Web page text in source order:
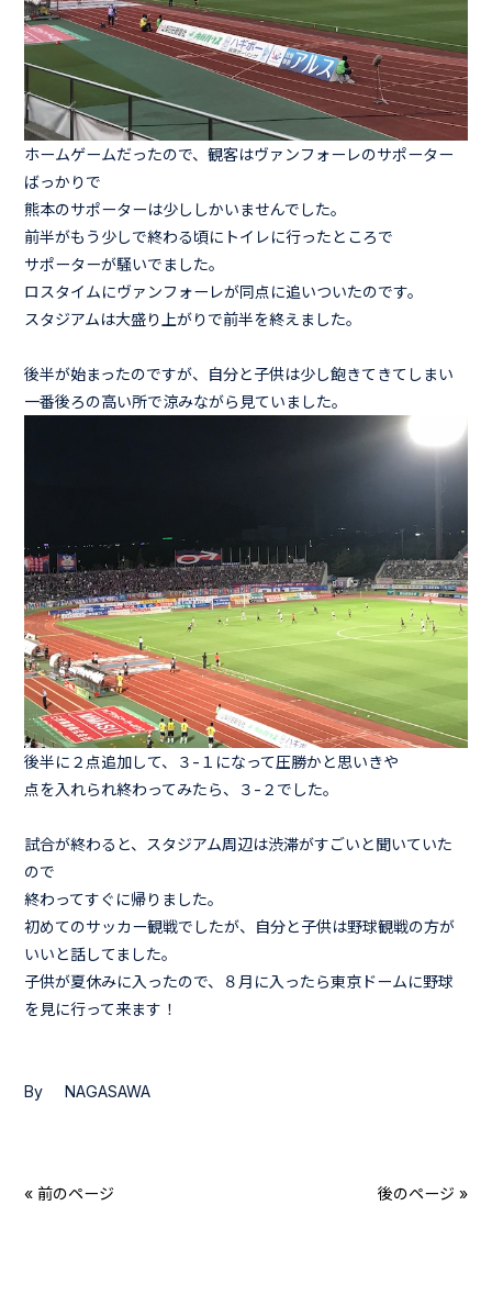
ホームゲームだったので、観客はヴァンフォーレのサポーター
ばっかりで
熊本のサポーターは少ししかいませんでした。
前半がもう少しで終わる頃にトイレに行ったところで
サポーターが騒いでました。
ロスタイムにヴァンフォーレが同点に追いついたのです。
スタジアムは大盛り上がりで前半を終えました。
後半が始まったのですが、自分と子供は少し飽きてきてしまい
一番後ろの高い所で涼みながら見ていました。
後半に２点追加して、３-１になって圧勝かと思いきや
点を入れられ終わってみたら、３-２でした。
試合が終わると、スタジアム周辺は渋滞がすごいと聞いていた
ので
終わってすぐに帰りました。
初めてのサッカー観戦でしたが、自分と子供は野球観戦の方が
いいと話してました。
子供が夏休みに入ったので、８月に入ったら東京ドームに野球
を見に行って来ます！
By NAGASAWA
« 前のページ 後のページ »